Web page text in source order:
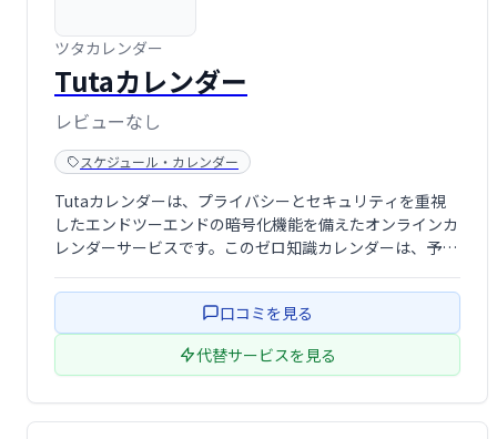
ツタカレンダー
Tutaカレンダー
レビューなし
スケジュール・カレンダー
Tutaカレンダーは、プライバシーとセキュリティを重視
したエンドツーエンドの暗号化機能を備えたオンラインカ
レンダーサービスです。このゼロ知識カレンダーは、予定
から守ります。特に、耐量子暗号技術を採用しており、予
定の作成や共有、通知の送信など、すべて …
口コミを見る
代替サービスを見る